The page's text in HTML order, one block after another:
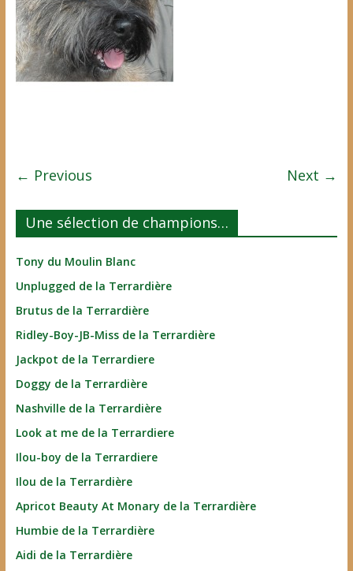
← Previous Next →
Une sélection de champions…
Tony du Moulin Blanc
Unplugged de la Terrardière
Brutus de la Terrardière
Ridley-Boy-JB-Miss de la Terrardière
Jackpot de la Terrardiere
Doggy de la Terrardière
Nashville de la Terrardière
Look at me de la Terrardiere
Ilou-boy de la Terrardiere
Ilou de la Terrardière
Apricot Beauty At Monary de la Terrardière
Humbie de la Terrardière
Aidi de la Terrardière